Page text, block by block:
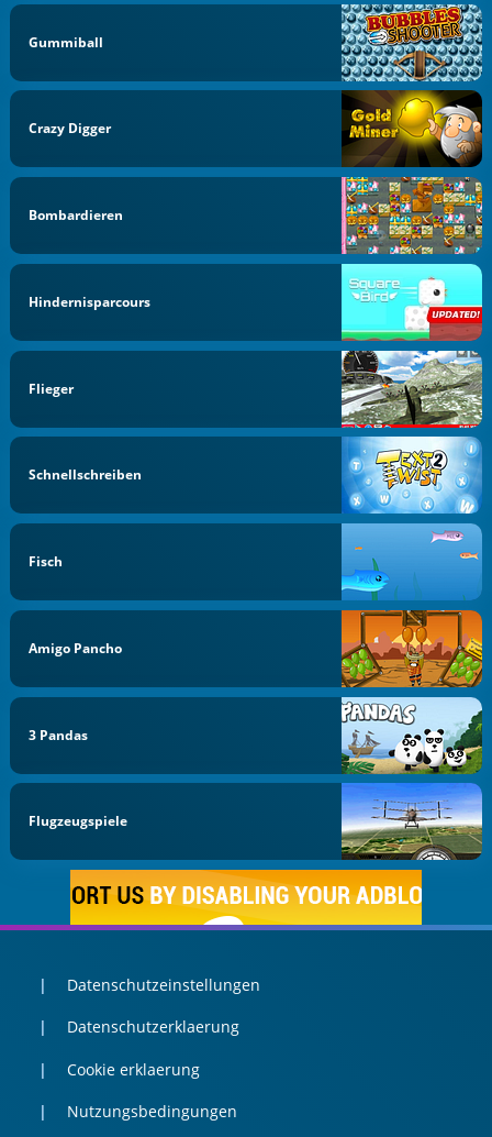
Gummiball
Crazy Digger
Bombardieren
Hindernisparcours
Flieger
Schnellschreiben
Fisch
Amigo Pancho
3 Pandas
Flugzeugspiele
Datenschutzeinstellungen
Datenschutzerklaerung
Cookie erklaerung
Nutzungsbedingungen